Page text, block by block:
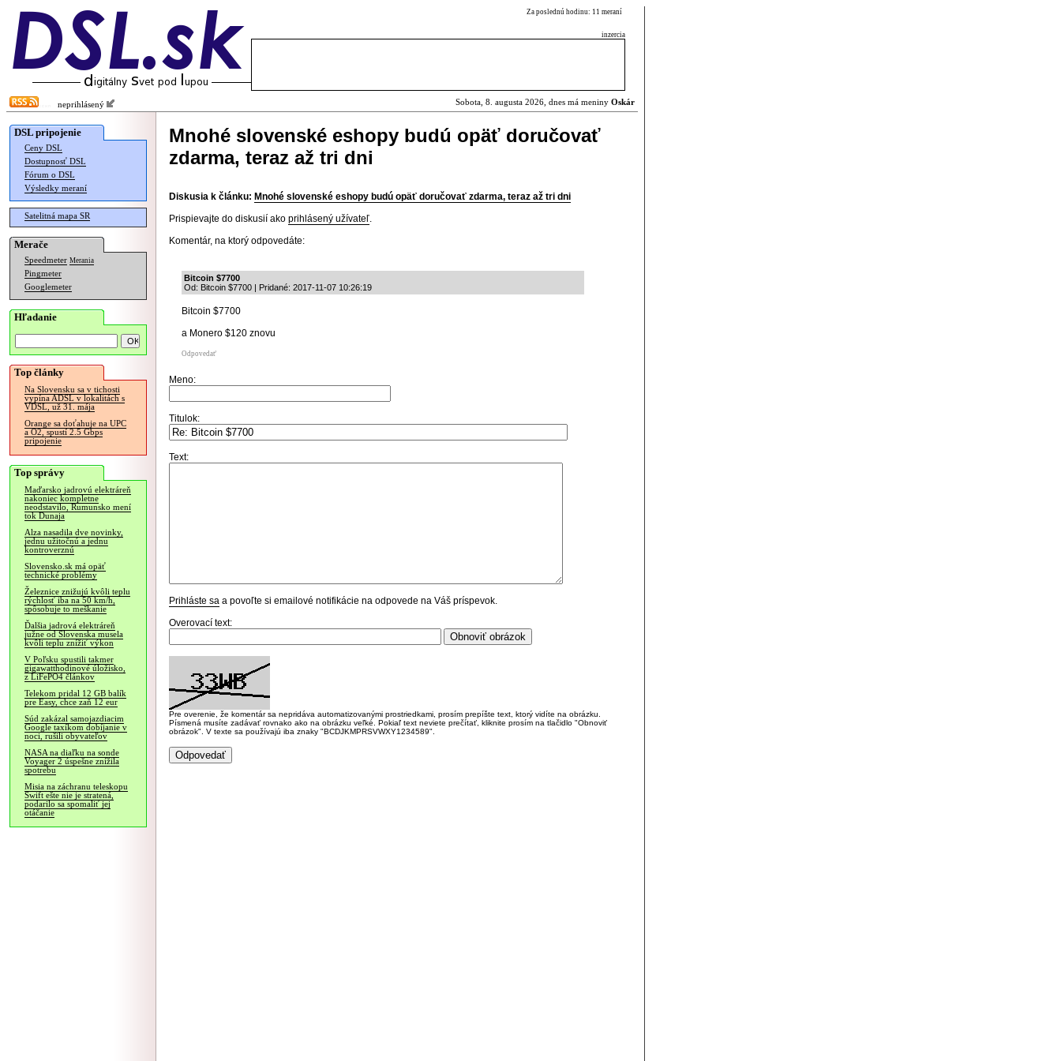
Za poslednú hodinu: 11 meraní
inzercia
neprihlásený Sobota, 8. augusta 2026, dnes má meniny Oskár
DSL pripojenie
Ceny DSL
Dostupnosť DSL
Fórum o DSL
Výsledky meraní
Satelitná mapa SR
Merače
Speedmeter Merania
Pingmeter
Googlemeter
Hľadanie
Top články
Na Slovensku sa v tichosti
vypína ADSL v lokalitách s
VDSL, už 31. mája
Orange sa doťahuje na UPC
a O2, spustí 2.5 Gbps
pripojenie
Top správy
Maďarsko jadrovú elektráreň
nakoniec kompletne
neodstavilo, Rumunsko mení
tok Dunaja
Alza nasadila dve novinky,
jednu užitočnú a jednu
kontroverznú
Slovensko.sk má opäť
technické problémy
Železnice znižujú kvôli teplu
rýchlosť iba na 50 km/h,
spôsobuje to meškanie
Ďalšia jadrová elektráreň
južne od Slovenska musela
kvôli teplu znížiť výkon
V Poľsku spustili takmer
gigawatthodinové úložisko,
z LiFePO4 článkov
Telekom pridal 12 GB balík
pre Easy, chce zaň 12 eur
Súd zakázal samojazdiacim
Google taxíkom dobíjanie v
noci, rušili obyvateľov
NASA na diaľku na sonde
Voyager 2 úspešne znížila
spotrebu
Misia na záchranu teleskopu
Swift ešte nie je stratená,
podarilo sa spomaliť jej
otáčanie
Mnohé slovenské eshopy budú opäť doručovať
zdarma, teraz až tri dni
Diskusia k článku: Mnohé slovenské eshopy budú opäť doručovať zdarma, teraz až tri dni
Prispievajte do diskusií ako prihlásený užívateľ.
Komentár, na ktorý odpovedáte:
Bitcoin $7700
Od: Bitcoin $7700 | Pridané: 2017-11-07 10:26:19
Bitcoin $7700
a Monero $120 znovu
Odpovedať
Meno:
Titulok:
Text:
Prihláste sa a povoľte si emailové notifikácie na odpovede na Váš príspevok.
Overovací text:
Pre overenie, že komentár sa nepridáva automatizovanými prostriedkami, prosím prepíšte text, ktorý vidíte na obrázku.
Písmená musíte zadávať rovnako ako na obrázku veľké. Pokiaľ text neviete prečítať, kliknite prosím na tlačidlo "Obnoviť
obrázok". V texte sa používajú iba znaky "BCDJKMPRSVWXY1234589".